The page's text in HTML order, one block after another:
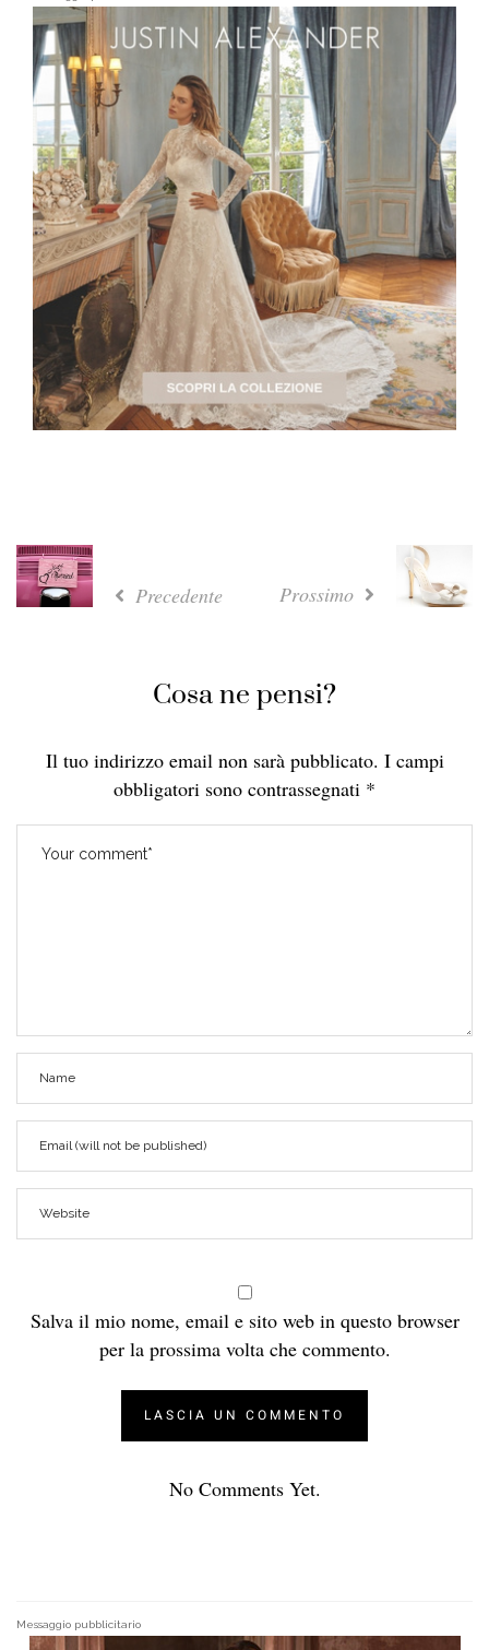
Precedente Prossimo
Cosa ne pensi?
Il tuo indirizzo email non sarà pubblicato. I campi
obbligatori sono contrassegnati *
Salva il mio nome, email e sito web in questo browser
per la prossima volta che commento.
No Comments Yet.
Messaggio pubblicitario